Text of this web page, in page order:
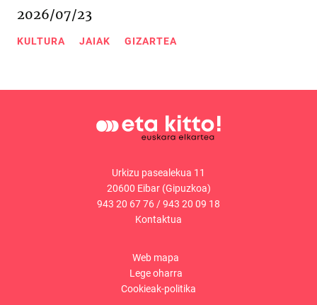
2026/07/23
KULTURA JAIAK GIZARTEA
Urkizu pasealekua 11
20600 Eibar (Gipuzkoa)
943 20 67 76/943 20 09 18
Kontaktua
Web mapa
Lege oharra
Cookieak-politika